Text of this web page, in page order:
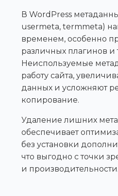
В WordPress
usermeta, termmeta)
временем, особенно
различных плагинов и
Неиспользуемые
работу сайта,
данных и усложняют
копирование.
Удаление лишних
обеспечивает
без установки
что выгодно с точки
и производительности.